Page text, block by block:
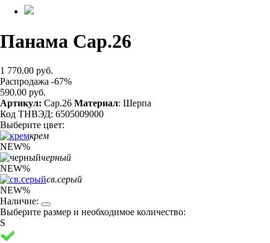
Панама Cap.26
1 770.00 руб.
Распродажа -67%
590.00 руб.
Артикул: Cap.26 Материал: Шерпа
Код ТНВЭД: 6505009000
Выберите цвет:
крем
NEW%
черный
NEW%
св.серый
NEW%
Наличие:
Выберите размер и необходимое количество:
S